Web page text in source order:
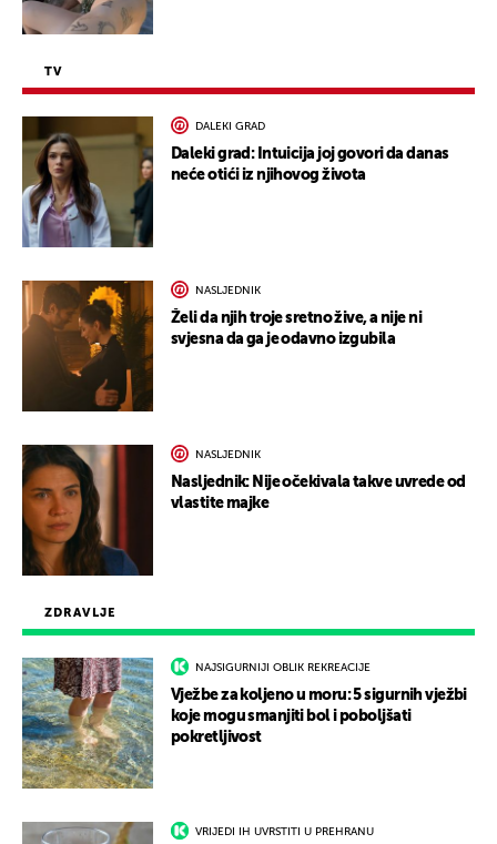
ZDRAVLJE
NAJSIGURNIJI OBLIK REKREACIJE
Vježbe za koljeno u moru: 5 sigurnih vježbi
koje mogu smanjiti bol i poboljšati
pokretljivost
VRIJEDI IH UVRSTITI U PREHRANU
TV
DALEKI GRAD
Daleki grad: Intuicija joj govori da danas
neće otići iz njihovog života
NASLJEDNIK
Želi da njih troje sretno žive, a nije ni
svjesna da ga je odavno izgubila
NASLJEDNIK
Nasljednik: Nije očekivala takve uvrede od
vlastite majke